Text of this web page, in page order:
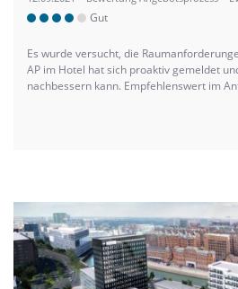
Gut
Es wurde versucht, die
AP im Hotel hat sich proaktiv gemeldet
nachbessern kann. Empfehlenswert im